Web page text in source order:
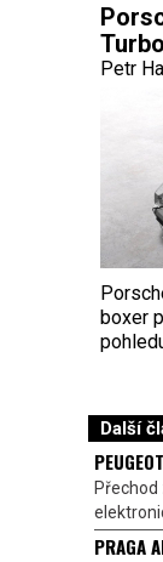
Petr
boxer
Další
PRAGA